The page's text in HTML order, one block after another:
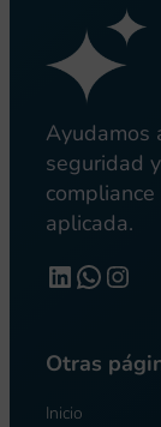
Ayudamos
seguridad
aplicada.
https://
Otras
Inicio